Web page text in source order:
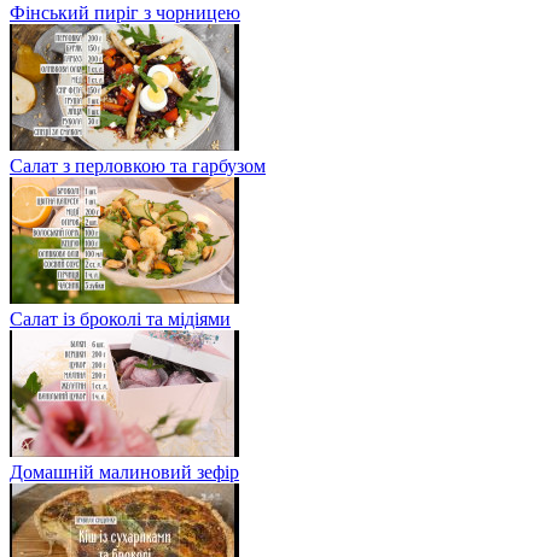
Фінський пиріг з чорницею
Салат з перловкою та гарбузом
Салат із броколі та мідіями
Домашній малиновий зефір